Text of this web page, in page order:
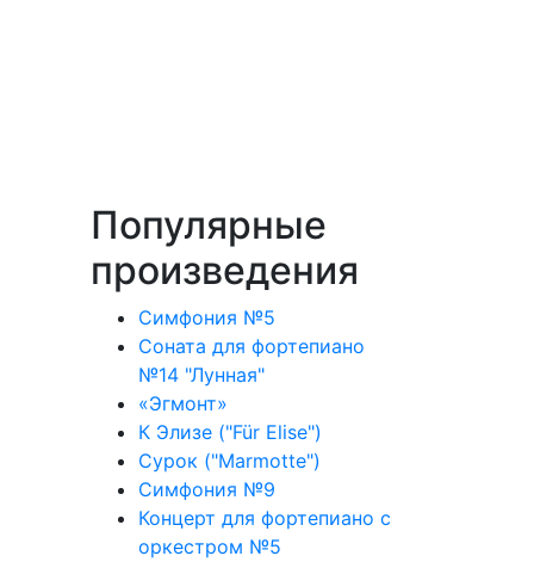
Популярные
произведения
Симфония №5
Соната для фортепиано
№14 "Лунная"
«Эгмонт»
К Элизе ("Für Elise")
Сурок ("Marmotte")
Симфония №9
Концерт для фортепиано с
оркестром №5